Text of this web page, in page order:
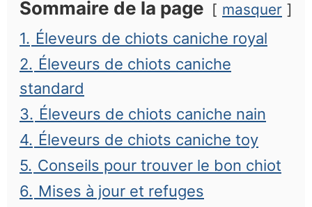
Sommaire de la page masquer
1. Éleveurs de chiots caniche royal
2. Éleveurs de chiots caniche
standard
3. Éleveurs de chiots caniche nain
4. Éleveurs de chiots caniche toy
5. Conseils pour trouver le bon chiot
6. Mises à jour et refuges